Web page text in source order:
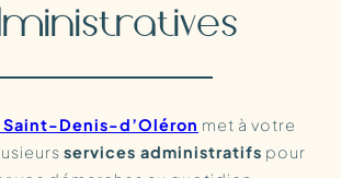
Saint-Denis-d’Oléron met à votre
services administratifs pour